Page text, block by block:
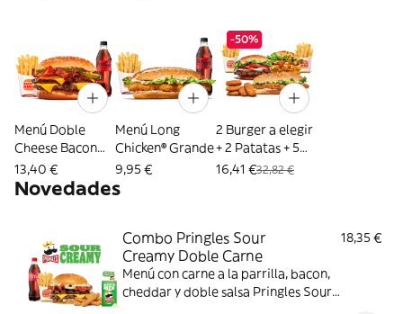
Menú Doble
Cheese Bacon
XXL®
13,40 €
Menú Long
Chicken® Grande
9,95 €
-50%
2 Burger a elegir
+ 2 Patatas + 5
Nuggets
16,41 €32,82 €
Novedades
Combo Pringles Sour
Creamy Doble Carne
18,35 €
Menú con carne a la parrilla, bacon,
cheddar y doble salsa Pringles Sour